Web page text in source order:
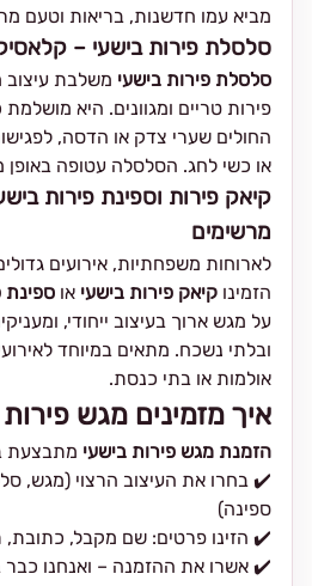
מביא עמו חדשנות, בריאות וטעם
סלסלת פירות בישעי –
סלסלת פירות בישעי משלבת
פירות טריים ומגוונים. היא
החולים שערי צדק או הדסה,
או כשי לחג. הסלסלה עטופה באופן
קיאק פירות וספינת פירות
מרשימים
לארוחות משפחתיות, אירועים
הזמינו קיאק פירות בישעי או ספינת
על מגש ארוך בעיצוב ייחודי,
ובלתי נשכח. מתאים במיוחד
אולמות או בתי כנסת.
איך מזמינים מגש
הזמנת מגש פירות בישעי מתבצעת
✔️ בחרו את העיצוב הרצוי (מגש,
ספינה)
✔️ הזינו פרטים: שם מקבל, כתובת,
✔️ אשרו את ההזמנה – ואנחנו כבר